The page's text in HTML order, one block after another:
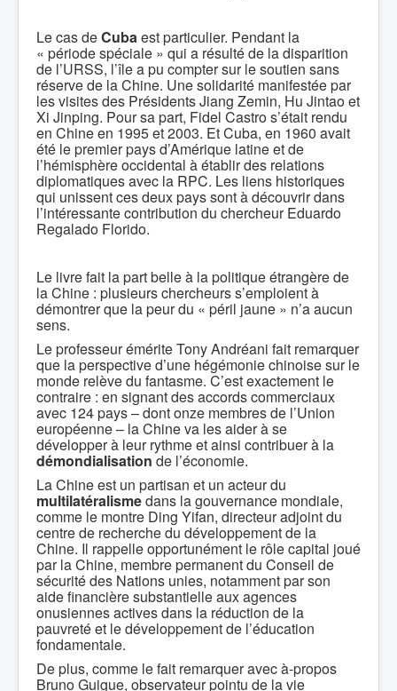
Le cas deCubaest particulier. Pendant la
« période spéciale » qui a résulté de la disparition
de l’URSS, l’île a pu compter sur le soutien sans
réserve de la Chine. Une solidarité manifestée par
les visites des Présidents Jiang Zemin, Hu Jintao et
Xi Jinping. Pour sa part, Fidel Castro s’était rendu
en Chine en 1995 et 2003. Et Cuba, en 1960 avait
été le premier pays d’Amérique latine et de
l’hémisphère occidental à établir des relations
diplomatiques avec la RPC. Les liens historiques
qui unissent ces deux pays sont à découvrir dans
l’intéressante contribution du chercheur Eduardo
Regalado Florido.
Le livre fait la part belle à la politique étrangère de
la Chine : plusieurs chercheurs s’emploient à
démontrer que la peur du « péril jaune » n’a aucun
sens.
Le professeur émérite Tony Andréani fait remarquer
que la perspective d’une hégémonie chinoise sur le
monde relève du fantasme. C’est exactement le
contraire : en signant des accords commerciaux
avec 124 pays – dont onze membres de l’Union
européenne – la Chine va les aider à se
développer à leur rythme et ainsi contribuer à la
démondialisationde l’économie.
La Chine est un partisan et un acteur du
multilatéralismedans la gouvernance mondiale,
comme le montre Ding Yifan, directeur adjoint du
centre de recherche du développement de la
Chine. Il rappelle opportunément le rôle capital joué
par la Chine, membre permanent du Conseil de
sécurité des Nations unies, notamment par son
aide financière substantielle aux agences
onusiennes actives dans la réduction de la
pauvreté et le développement de l’éducation
fondamentale.
De plus, comme le fait remarquer avec à-propos
Bruno Guigue, observateur pointu de la vie